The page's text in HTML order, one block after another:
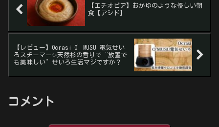
【エチオピア】おかゆのような優しい朝
食【アシド】
【レビュー】Ocrasi O’MUSU 電気せい
ろスチーマー✨天然杉の香りで“放置で
も美味しい”せいろ生活マジですか？
コメント